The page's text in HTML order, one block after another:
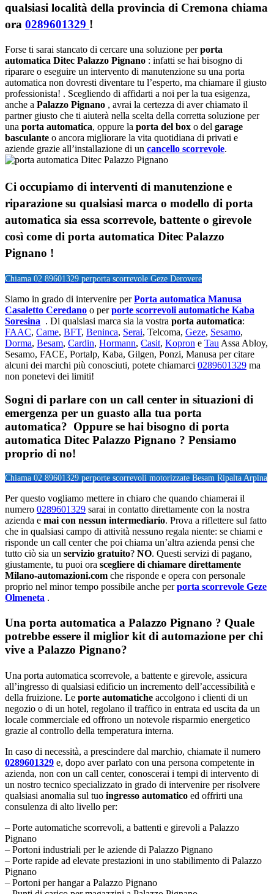
qualsiasi località della provincia di Cremona chiama
ora 0289601329 !
Forse ti sarai stancato di cercare una soluzione perporta
automatica Ditec Palazzo Pignano : infatti se hai bisogno di
riparare o eseguire un intervento di manutenzione su una porta
automatica non dovresti diventare tu l’esperto, ma chiamare il giusto
professionista! . Scegliendo di affidarti a noi per la tua esigenza,
anche a Palazzo Pignano , avrai la certezza di aver chiamato il
partner giusto che ti aiuterà nella scelta della corretta soluzione per
una porta automatica, oppure la porta del box o del garage
basculante o ancora migliorare la vita quotidiana di privati e
aziende grazie all’installazione di un cancello scorrevole.
Ci occupiamo di interventi di manutenzione e
riparazione su qualsiasi marca o modello di porta
automatica sia essa scorrevole, battente o girevole
così come di porta automatica Ditec Palazzo
Pignano !
Chiama 02 89601329 perporta scorrevole Geze Derovere
Siamo in grado di intervenire perPorta automatica Manusa
Casaletto Ceredano o perporte scorrevoli automatiche Kaba
Soresina . Di qualsiasi marca sia la vostra porta automatica:
FAAC, Came, BFT, Beninca, Serai, Telcoma, Geze, Sesamo,
Dorma, Besam, Cardin, Hormann, Casit, Kopron e Tau Assa Abloy,
Sesamo, FACE, Portalp, Kaba, Gilgen, Ponzi, Manusa per citare
alcuni dei marchi più conosciuti, potete chiamarci 0289601329 ma
non ponetevi dei limiti!
Sogni di parlare con un call center in situazioni di
emergenza per un guasto alla tua porta
automatica? Oppure se hai bisogno di porta
automatica Ditec Palazzo Pignano ? Pensiamo
proprio di no!
Chiama 02 89601329 perporte scorrevoli motorizzate Besam Ripalta Arpina
Per questo vogliamo mettere in chiaro che quando chiamerai il
numero 0289601329 sarai in contatto direttamente con la nostra
azienda e mai con nessun intermediario. Prova a riflettere sul fatto
che in qualsiasi campo di attività nessuno regala niente: se chiami e
risponde un call center che poi chiama un’altra azienda pensi che
tutto ciò sia un servizio gratuito? NO. Questi servizi di pagano,
giustamente, tu puoi ora scegliere di chiamare direttamente
Milano-automazioni.com che risponde e opera con personale
proprio nel minor tempo possibile anche perporta scorrevole Geze
Olmeneta .
Una porta automatica a Palazzo Pignano ? Quale
potrebbe essere il miglior kit di automazione per chi
vive a Palazzo Pignano?
Una porta automatica scorrevole, a battente e girevole, assicura
all’ingresso di qualsiasi edificio un incremento dell’accessibilità e
della fruizione. Le porte automatiche accolgono i clienti di un
negozio o di un hotel, regolano il traffico in entrata ed uscita da un
locale commerciale ed offrono un notevole risparmio energetico
grazie al controllo della temperatura interna.
In caso di necessità, a prescindere dal marchio, chiamate il numero
0289601329 e, dopo aver parlato con una persona competente in
azienda, non con un call center, conoscerai i tempi di intervento di
un nostro tecnico specializzato in grado di intervenire per risolvere
qualsiasi anomalia sul tuo ingresso automatico ed offrirti una
consulenza di alto livello per:
– Porte automatiche scorrevoli, a battenti e girevoli a Palazzo
Pignano
– Portoni industriali per le aziende di Palazzo Pignano
– Porte rapide ad elevate prestazioni in uno stabilimento di Palazzo
Pignano
– Portoni per hangar a Palazzo Pignano